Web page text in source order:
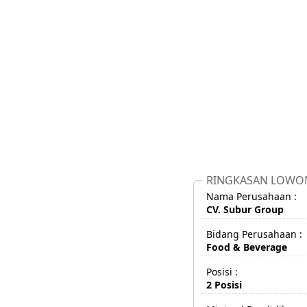
RINGKASAN
Nama Perusahaan :
CV. Subur Group
Bidang Perusahaan :
Food & Beverage
Posisi :
2 Posisi